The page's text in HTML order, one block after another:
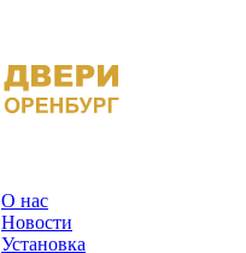
О нас
Новости
Установка